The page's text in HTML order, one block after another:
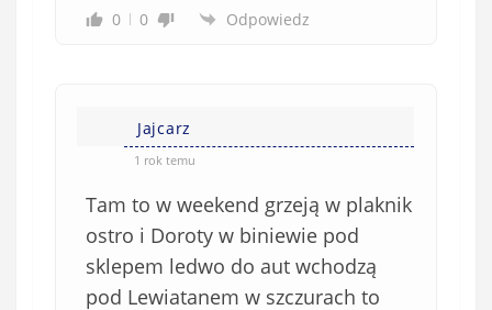
0 0 Odpowiedz
Jajcarz
1 rok temu
Tam to w weekend grzeją w plaknik
ostro i Doroty w biniewie pod
sklepem ledwo do aut wchodzą
pod Lewiatanem w szczurach to